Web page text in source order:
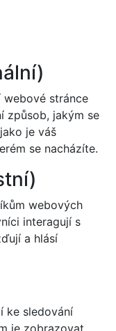
webové stránce
způsob, jakým se
je váš
se nacházíte.
webových
interagují s
a hlásí
ke sledování
je zobrazovat